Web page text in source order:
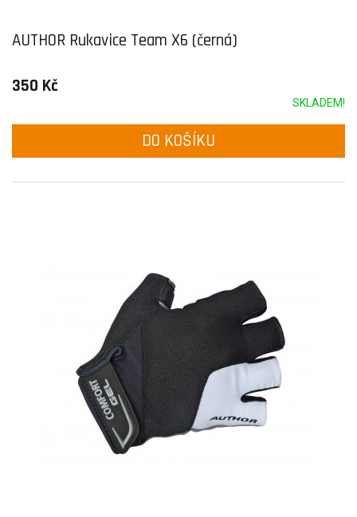
AUTHOR Rukavice Team X6 (černá)
350 Kč
SKLADEM!
DO KOŠÍKU